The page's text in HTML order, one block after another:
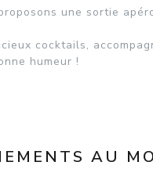
une sortie
cocktails,
humeur !
AU